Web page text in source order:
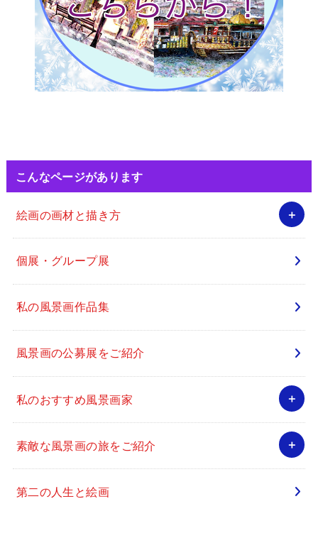
こんなページがあります
絵画の画材と描き方
個展・グループ展
私の風景画作品集
風景画の公募展をご紹介
私のおすすめ風景画家
素敵な風景画の旅をご紹介
第二の人生と絵画